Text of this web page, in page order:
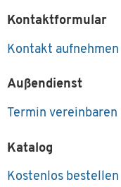
Kontaktformular
Kontakt aufnehmen
Außendienst
Termin vereinbaren
Katalog
Kostenlos bestellen